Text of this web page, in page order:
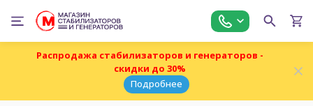
Распродажа стабилизаторов и генераторов -
скидки до 30%
Подробнее